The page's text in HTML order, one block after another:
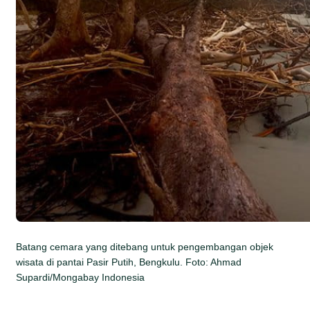
Batang cemara yang ditebang untuk pengembangan objek
wisata di pantai Pasir Putih, Bengkulu. Foto: Ahmad
Supardi/Mongabay Indonesia